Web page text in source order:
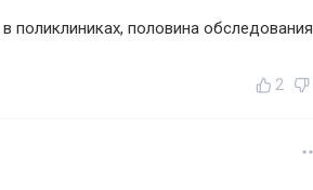
поликлиниках, половина обследования
2